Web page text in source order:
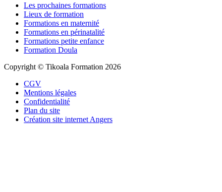
Les prochaines formations
Lieux de formation
Formations en maternité
Formations en périnatalité
Formations petite enfance
Formation Doula
Copyright © Tikoala Formation 2026
CGV
Mentions légales
Confidentialité
Plan du site
Création site internet Angers